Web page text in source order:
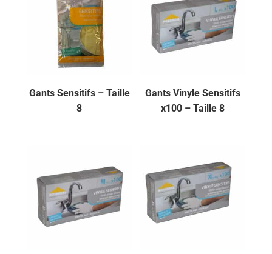
Gants Sensitifs – Taille
8
Gants Vinyle Sensitifs
x100 – Taille 8